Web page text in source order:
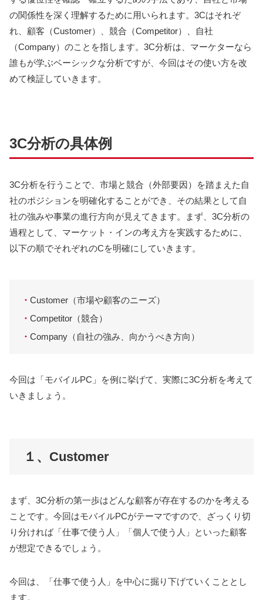
の関係性を深く理解するために用いられます。3Cはそれぞ
れ、顧客（Customer）、競合（Competitor）、自社
（Company）のことを指します。3C分析は、マーケターなら
誰もが学ぶベーシックな分析ですが、今回はその使い方を改
めて検証していきます。
3C分析の具体例
3C分析を行うことで、市場と競合（外部要因）を踏まえた自
社のポジションを明確化することができ、その結果として自
社の強みや事業の進行方向が見えてきます。まず、3C分析の
過程として、マーケット・インの考え方を実践するために、
以下の順でそれぞれのCを明確にしていきます。
・ Customer（市場や顧客のニーズ）
・ Competitor（競合）
・ Company（自社の強み、向かうべき方向）
今回は「モバイルPC」を例に挙げて、実際に3C分析を考えて
いきましょう。
１、Customer
まず、3C分析の第一歩はどんな顧客が存在するのかを考える
ことです。今回はモバイルPCがテーマですので、ざっくり切
り分ければ「仕事で使う人」「個人で使う人」といった顧客
が想定できるでしょう。
今回は、「仕事で使う人」を中心に掘り下げていくこととし
ます。